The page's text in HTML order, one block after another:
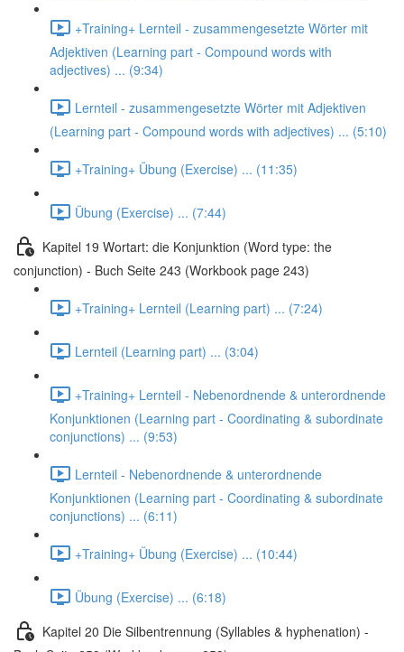
+Training+ Lernteil - zusammengesetzte Wörter mit
Adjektiven (Learning part - Compound words with
adjectives) ... (9:34)
Lernteil - zusammengesetzte Wörter mit Adjektiven
(Learning part - Compound words with adjectives) ... (5:10)
+Training+ Übung (Exercise) ... (11:35)
Übung (Exercise) ... (7:44)
Kapitel 19 Wortart: die Konjunktion (Word type: the
conjunction) - Buch Seite 243 (Workbook page 243)
+Training+ Lernteil (Learning part) ... (7:24)
Lernteil (Learning part) ... (3:04)
+Training+ Lernteil - Nebenordnende & unterordnende
Konjunktionen (Learning part - Coordinating & subordinate
conjunctions) ... (9:53)
Lernteil - Nebenordnende & unterordnende
Konjunktionen (Learning part - Coordinating & subordinate
conjunctions) ... (6:11)
+Training+ Übung (Exercise) ... (10:44)
Übung (Exercise) ... (6:18)
Kapitel 20 Die Silbentrennung (Syllables & hyphenation) -